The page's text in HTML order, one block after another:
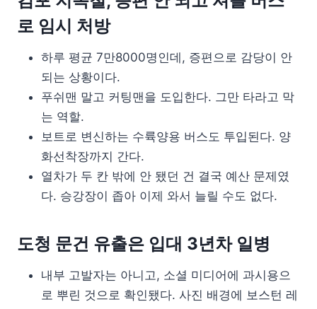
로 임시 처방
하루 평균 7만8000명인데, 증편으로 감당이 안
되는 상황이다.
푸쉬맨 말고 커팅맨을 도입한다. 그만 타라고 막
는 역할.
보트로 변신하는 수륙양용 버스도 투입된다. 양
화선착장까지 간다.
열차가 두 칸 밖에 안 됐던 건 결국 예산 문제였
다. 승강장이 좁아 이제 와서 늘릴 수도 없다.
도청 문건 유출은 입대 3년차 일병
내부 고발자는 아니고, 소셜 미디어에 과시용으
로 뿌린 것으로 확인됐다. 사진 배경에 보스턴 레